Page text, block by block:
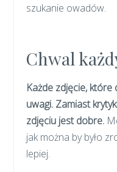
szukanie owadów.
Chwal
Każde zdjęcie,
uwagi. Zamiast
zdjęciu jest dobre.
jak można by było
lepiej.